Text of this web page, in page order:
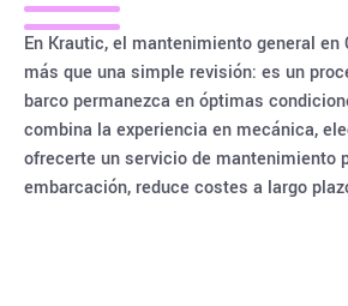
En Krautic, el mantenimiento general
más que una simple revisión: es un
barco permanezca en óptimas
combina la experiencia en mecánica,
ofrecerte un servicio de mantenimiento
embarcación, reduce costes a largo